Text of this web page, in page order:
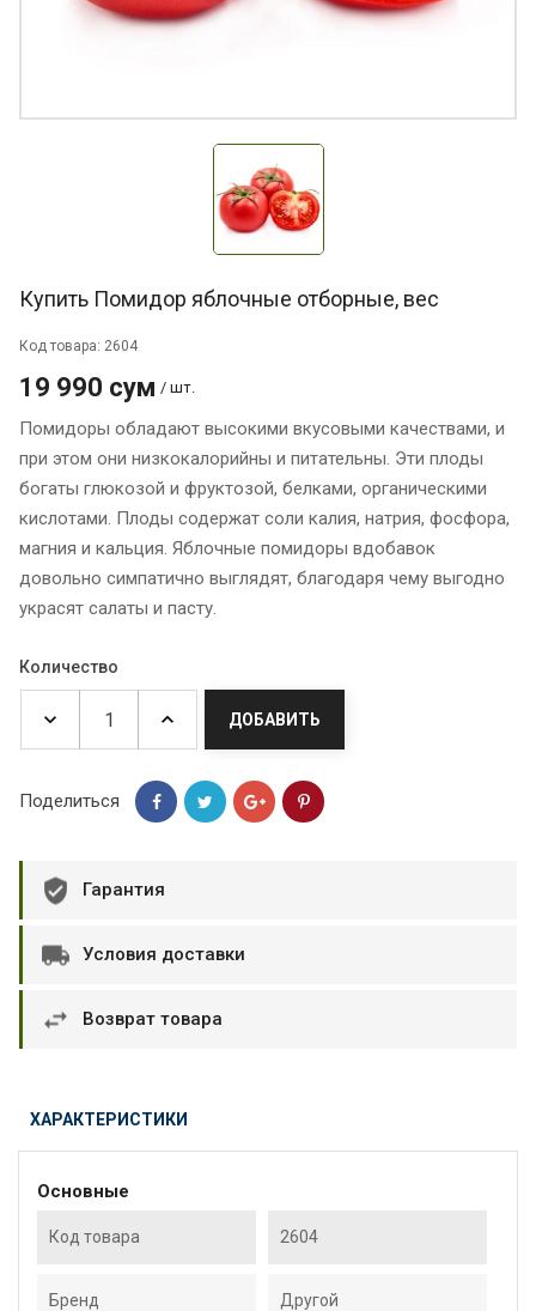
Купить Помидор яблочные отборные, вес
Код товара: 2604
19 990 сум / шт.
Помидоры обладают высокими вкусовыми качествами, и
при этом они низкокалорийны и питательны. Эти плоды
богаты глюкозой и фруктозой, белками, органическими
кислотами. Плоды содержат соли калия, натрия, фосфора,
магния и кальция. Яблочные помидоры вдобавок
довольно симпатично выглядят, благодаря чему выгодно
украсят салаты и пасту.
Количество
ДОБАВИТЬ
Поделиться
Гарантия
Условия доставки
Возврат товара
ХАРАКТЕРИСТИКИ
Основные
Код товара 2604
Бренд Другой